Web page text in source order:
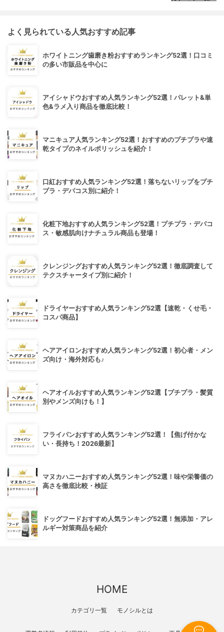
よく見られている人気おすすめ記事
ホワイトニング歯磨き粉おすすめランキング52選！口コミ
の多い市販品を中心に
アイシャドウおすすめ人気ランキング52選！パレット&単
色&ラメ入り商品を徹底比較！
マニキュア人気ランキング52選！おすすめのプチプラや速
乾タイプのネイルポリッシュを紹介！
口紅おすすめ人気ランキング52選！落ちないリップをプチ
プラ・デパコス別に紹介！
化粧下地おすすめ人気ランキング52選！プチプラ・デパコ
ス・敏感肌向けナチュラル商品も登場！
クレンジングおすすめ人気ランキング52選！徹底調査して
テクスチャータイプ別に紹介！
ドライヤーおすすめ人気ランキング52選【速乾・くせ毛・
コスパ商品】
ヘアアイロンおすすめ人気ランキング52選！初心者・メン
ズ向け・海外対応も♪
ヘアオイルおすすめ人気ランキング52選【プチプラ・髪質
別やメンズ向けも！】
フライパンおすすめ人気ランキング52選！【焦げ付かな
い・長持ち！2026最新】
マヌカハニーおすすめ人気ランキング52選！味や栄養価の
高さを徹底比較・検証
ドッグフードおすすめ人気ランキング52選！無添加・アレ
ルギー対策商品を紹介
HOME
カテゴリ一覧 モノシルとは